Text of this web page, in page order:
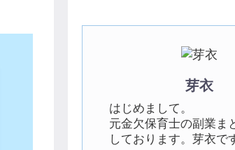
芽衣
はじめまして。
元金欠保育士の副業ま
しております。芽衣で